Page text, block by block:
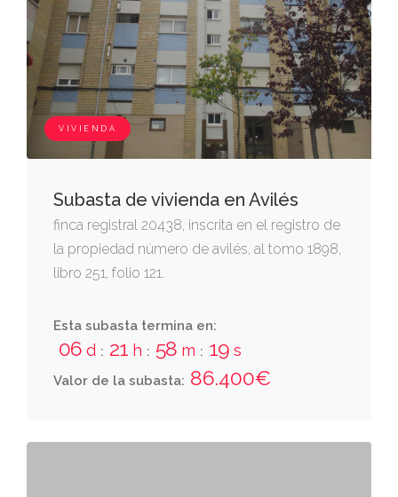
VIVIENDA
Subasta de vivienda en Avilés
finca registral 20438, inscrita en el registro de
la propiedad número de avilés, al tomo 1898,
libro 251, folio 121.
Esta subasta termina en:
06 d : 21 h : 58 m : 19 s
Valor de la subasta: 86.400€